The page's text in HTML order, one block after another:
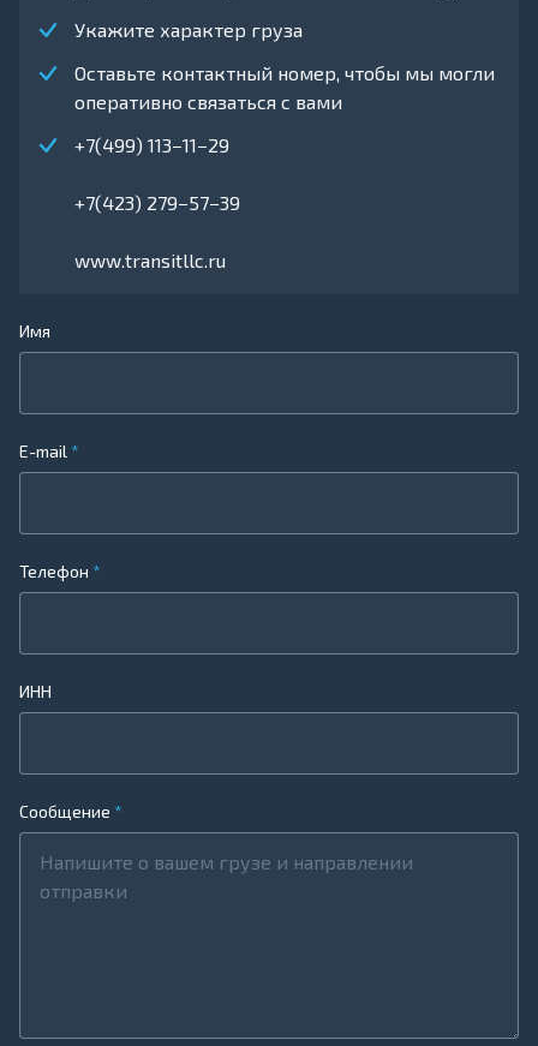
Имя
E-mail
Телефон
ИНН
Сообщение
Укажите характер груза
Оставьте контактный номер, чтобы мы могли
оперативно связаться с вами
+7(499) 113−11−29
+7(423) 279−57−39
www.transitllc.ru